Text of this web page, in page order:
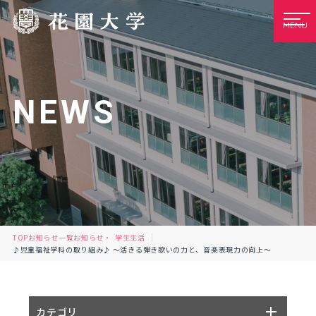
MENU
NEWS
TOPお知らせ一覧お知らせ
学生生活
♪児童福祉学科の取り組み♪ ～活きる弾き歌いの力と、音楽表現力の向上～
カテゴリ